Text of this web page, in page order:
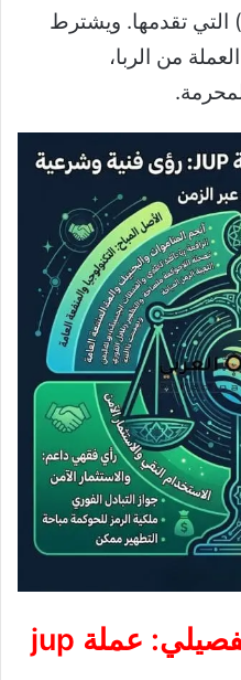
المنفعة التقنية (Utility) التي تقدمها. ويشترط
من الربا،
التحليل الشرعي التفصيلي: عملة jup